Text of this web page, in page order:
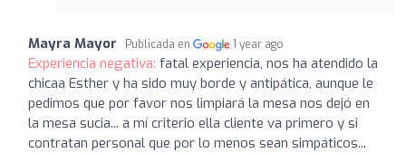
Mayra Mayor Publicada en 1 year ago
Experiencia negativa: fatal experiencia, nos ha atendido la
chicaa Esther y ha sido muy borde y antipática, aunque le
pedimos que por favor nos limpiará la mesa nos dejó en
la mesa sucia... a mí criterio ella cliente va primero y si
contratan personal que por lo menos sean simpáticos...